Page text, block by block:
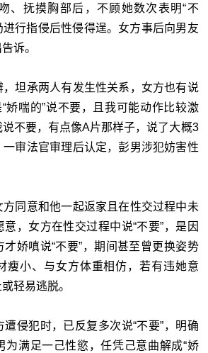
、抚摸胸部后，不顾她数次表明“不
进行指侵后性侵得逞。女方事后向男友
诉。
坦承两人有发生性关系，女方也有说
娇喘的”说不要，且我可能动作比较激
不要，有点像A片那样子，说了大概3
审法官审理后认定，彭男涉犯妨害性
同意和他一起返家且在性交过程中未
，女方在性交过程中说“不要”，是因
娇嗔说“不要”，期间甚至曾更换姿势
瘦小、与女方体重相仿，若有违她意
轻易逃脱。
侵犯时，已反复多次说“不要”，明确
为满足一己性慾，任凭己意曲解成“娇